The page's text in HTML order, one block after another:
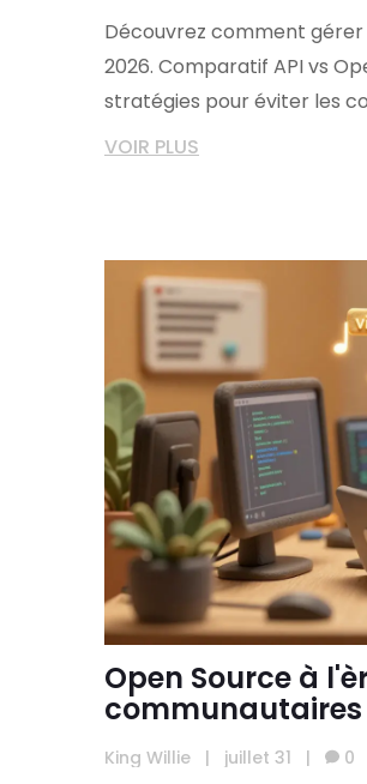
Découvrez comment
2026. Comparatif API vs
stratégies pour éviter les
VOIR PLUS
Open Source à
King Willie | juillet 31 | 0